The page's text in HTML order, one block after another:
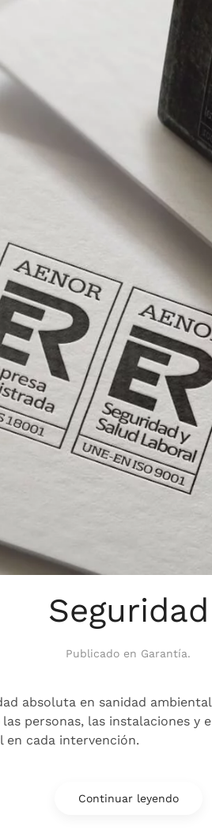
Seguridad
Publicado en Garantía.
absoluta en sanidad
personas, las instalaciones y
cada intervención.
Continuar leyendo